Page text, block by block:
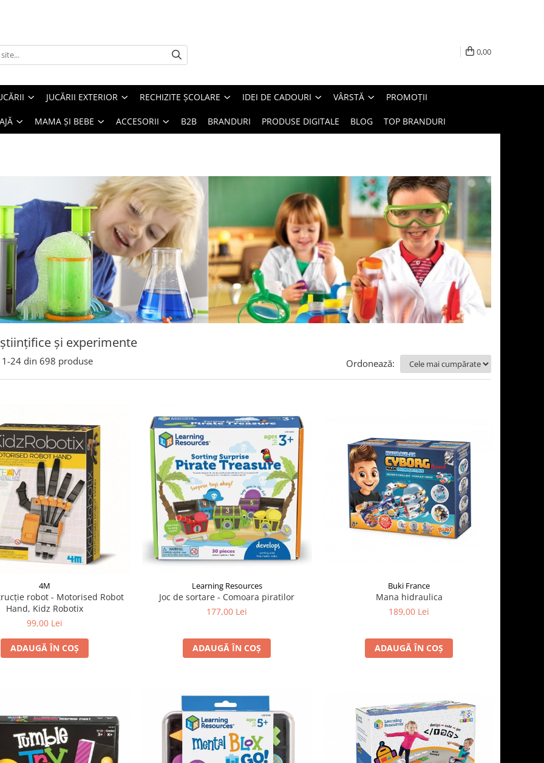
0,00
JUCĂRII EXTERIOR RECHIZITE ȘCOLARE IDEI DE CADOURI VÂRSTĂ PROMOȚII
MAMA ȘI BEBE ACCESORII B2B BRANDURI PRODUSE DIGITALE BLOG TOP BRANDURI
și experimente
1-24 din 698 produse Ordonează:
4M
robot - Motorised Robot
Hand, Kidz Robotix
99,00 Lei
ADAUGĂ ÎN COȘ
Learning Resources
Joc de sortare - Comoara piratilor
177,00 Lei
ADAUGĂ ÎN COȘ
Buki France
Mana hidraulica
189,00 Lei
ADAUGĂ ÎN COȘ